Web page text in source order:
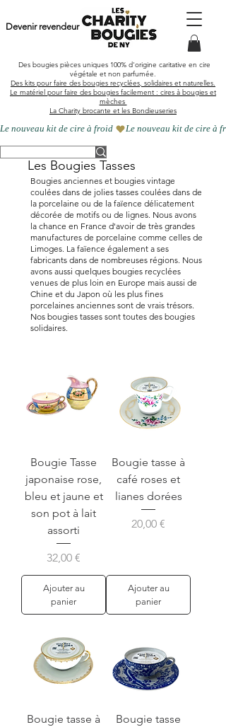
Des bougies pièces uniques 100% d'origine caritative en cire
végétale et non parfumée.
Des kits pour faire des bougies recyclées, solidaires et naturelles.
Le matériel pour faire des bougies facilement : cires à bougies et
mèches
La Charity brocante et les Bondieuseries
Devenir revendeur
Le nouveau kit de cire à froid
Les Bougies Tasses
Bougies anciennes et bougies vintage
coulées dans de jolies tasses coulées dans de
la porcelaine ou de la faïence délicatement
décorée de motifs ou de lignes. Nous avons
la chance en France d'avoir de très grandes
manufactures de porcelaine comme celles de
Limoges. La faïence également a ses
fabricants dans de nombreuses régions. Nous
avons aussi quelques bougies recyclées
venues de plus loin en Europe mais aussi de
Chine et du Japon où les plus fines
porcelaines anciennes sont de vrais trésors.
Nos bougies tasses sont toutes des bougies
solidaires.
Bougie Tasse
japonaise rose,
bleu et jaune et
son pot à lait
assorti
Prix
32,00 €
Ajouter au
panier
Bougie tasse à
café roses et
lianes dorées
Prix
20,00 €
Ajouter au
panier
Bougie tasse à
Bougie tasse